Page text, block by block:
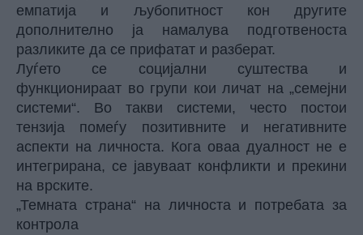
емпатија и љубопитност кон другите
дополнително ја намалува подготвеноста
разликите да се прифатат и разберат.
Луѓето се социјални суштества и
функционираат во групи кои личат на „семејни
системи“. Во такви системи, често постои
тензија помеѓу позитивните и негативните
аспекти на личноста. Кога оваа дуалност не е
интегрирана, се јавуваат конфликти и прекини
на врските.
„Темната страна“ на личноста и потребата за
контрола